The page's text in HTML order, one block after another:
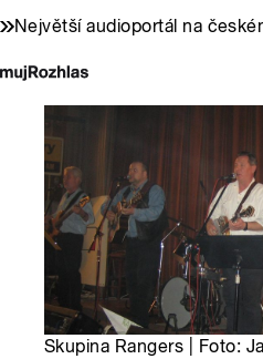
Největší audioportál na
Skupina Rangers | Foto: